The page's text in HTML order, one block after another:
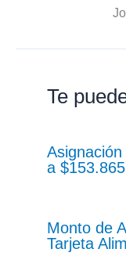
Te
a
Monto de
Tarjeta